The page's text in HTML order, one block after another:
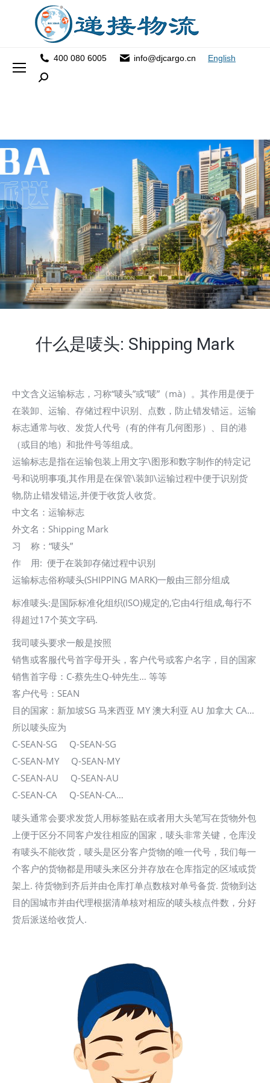
400 080 6005 info@djcargo.cn English
Search:
什么是唛头: Shipping Mark
中文含义运输标志，习称“唛头”或“唛”（mà）。其作用是便于
在装卸、运输、存储过程中识别、点数，防止错发错运。运输
标志通常与收、发货人代号（有的伴有几何图形）、目的港
（或目的地）和批件号等组成。
运输标志是指在运输包装上用文字\图形和数字制作的特定记
号和说明事项,其作用是在保管\装卸\运输过程中便于识别货
物,防止错发错运,并便于收货人收货。
中文名：运输标志
外文名：Shipping Mark
习 称：“唛头”
作 用: 便于在装卸存储过程中识别
运输标志俗称唛头(SHIPPING MARK)一般由三部分组成
标准唛头:是国际标准化组织(ISO)规定的,它由4行组成,每行不
得超过17个英文字码.
我司唛头要求一般是按照
销售或客服代号首字母开头，客户代号或客户名字，目的国家
销售首字母：C-蔡先生Q-钟先生… 等等
客户代号：SEAN
目的国家：新加坡SG 马来西亚 MY 澳大利亚 AU 加拿大 CA…
所以唛头应为
C-SEAN-SG Q-SEAN-SG
C-SEAN-MY Q-SEAN-MY
C-SEAN-AU Q-SEAN-AU
C-SEAN-CA Q-SEAN-CA…
唛头通常会要求发货人用标签贴在或者用大头笔写在货物外包
上便于区分不同客户发往相应的国家，唛头非常关键，仓库没
有唛头不能收货，唛头是区分客户货物的唯一代号，我们每一
个客户的货物都是用唛头来区分并存放在仓库指定的区域或货
架上. 待货物到齐后并由仓库打单点数核对单号备货. 货物到达
目的国城市并由代理根据清单核对相应的唛头核点件数，分好
货后派送给收货人.